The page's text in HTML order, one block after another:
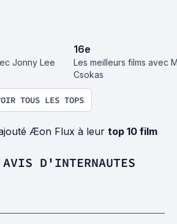
Jonny Lee
16e
Les meilleurs films avec
Csokas
TOUS LES TOPS
Æon Flux à leur top 10 film
D'INTERNAUTES